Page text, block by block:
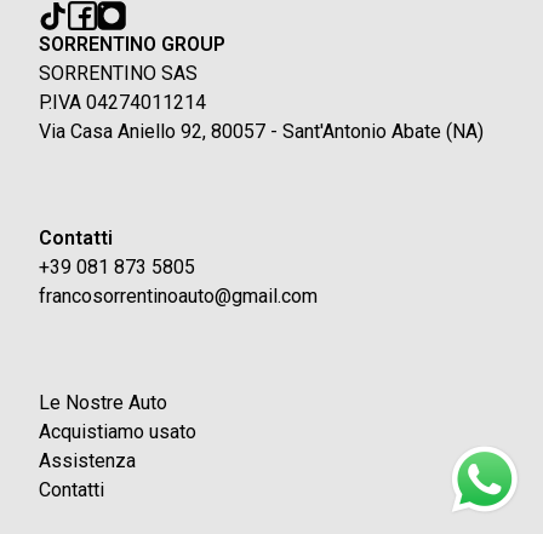
SORRENTINO GROUP
SORRENTINO SAS
P.IVA 04274011214
Via Casa Aniello 92, 80057 - Sant'Antonio Abate (NA)
Contatti
+39 081 873 5805
francosorrentinoauto@gmail.com
Le Nostre Auto
Acquistiamo usato
Assistenza
Contatti